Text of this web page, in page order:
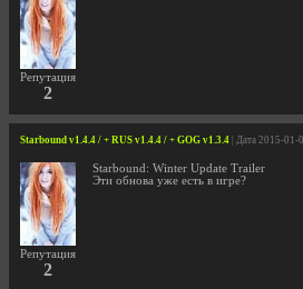
Репутация
2
Starbound v1.4.4 / + RUS v1.4.4 / + GOG v1.3.4 | Дата 2015-
Репутация
2
Starbound: Winter Update Trailer
Эти обнова уже есть в игре?